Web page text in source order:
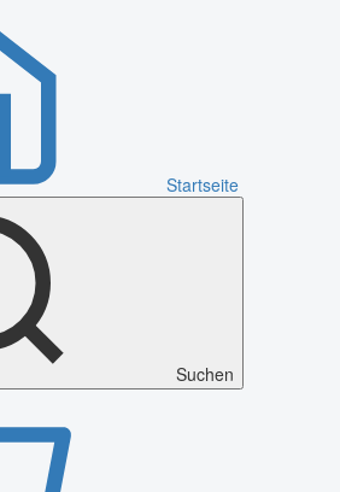
Startseite
Suchen